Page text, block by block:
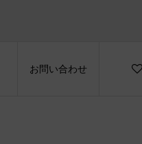
お問い合わせ